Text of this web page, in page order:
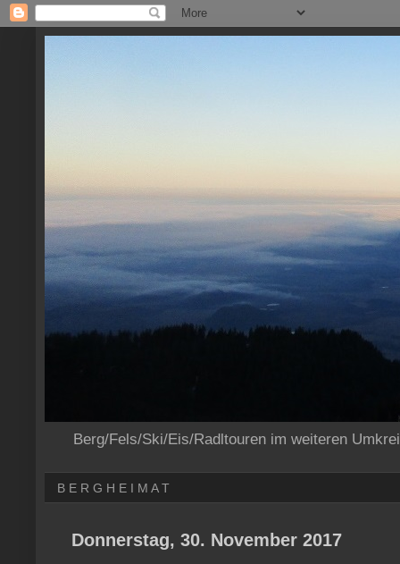
Berg/Fels/Ski/Eis/Radltouren im weiteren
B E R G H E I M A T
Donnerstag, 30. November 2017